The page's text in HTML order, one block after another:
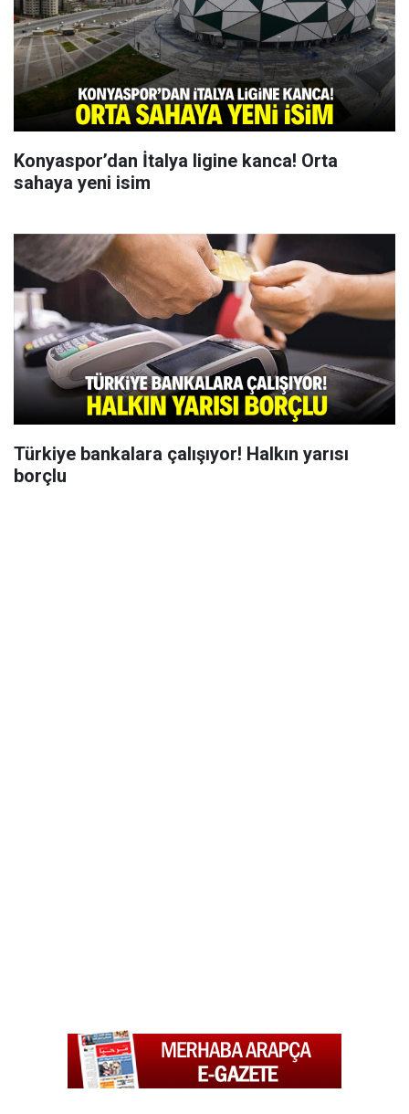
Konyaspor’dan İtalya ligine kanca! Orta
sahaya yeni isim
Türkiye bankalara çalışıyor! Halkın yarısı
borçlu